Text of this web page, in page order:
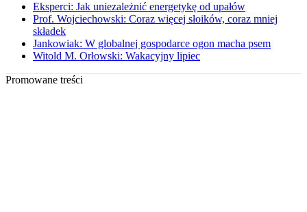
Eksperci: Jak uniezależnić energetykę od upałów
Prof. Wojciechowski: Coraz więcej słoików, coraz mniej
składek
Jankowiak: W globalnej gospodarce ogon macha psem
Witold M. Orłowski: Wakacyjny lipiec
Promowane treści